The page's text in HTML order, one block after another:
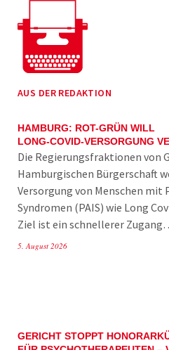
AUS DER REDAKTION
HAMBURG: ROT-GRÜN WILL
LONG-COVID-VERSORGUNG
Die Regierungsfraktionen von
Hamburgischen Bürgerschaft
Versorgung von Menschen
Syndromen (PAIS) wie Long
Ziel ist ein schnellerer
5. August 2026
GERICHT STOPPT